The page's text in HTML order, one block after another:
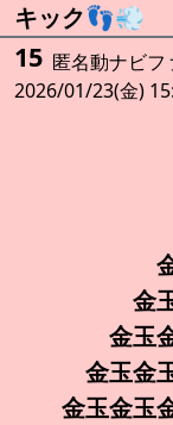
キック👣💨
15 匿名動ナビフ
2026/01/23(金)
金
金
金玉
金玉金
金玉金
金玉金玉
金玉金玉
金玉金玉
金玉金玉金